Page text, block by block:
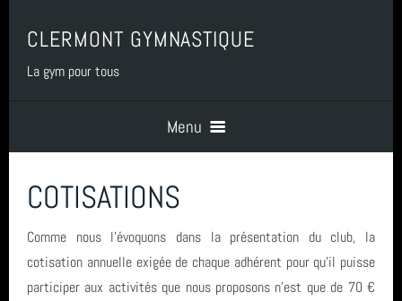
CLERMONT GYMNASTIQUE
La gym pour tous
Menu
PRESENTATION
COTISATIONS
Comme nous l'évoquons dans la présentation du club, la
cotisation annuelle exigée de chaque adhérent pour qu'il puisse
participer aux activités que nous proposons n'est que de 70 €